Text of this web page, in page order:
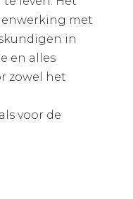
met
in
en alles
zowel het
voor de